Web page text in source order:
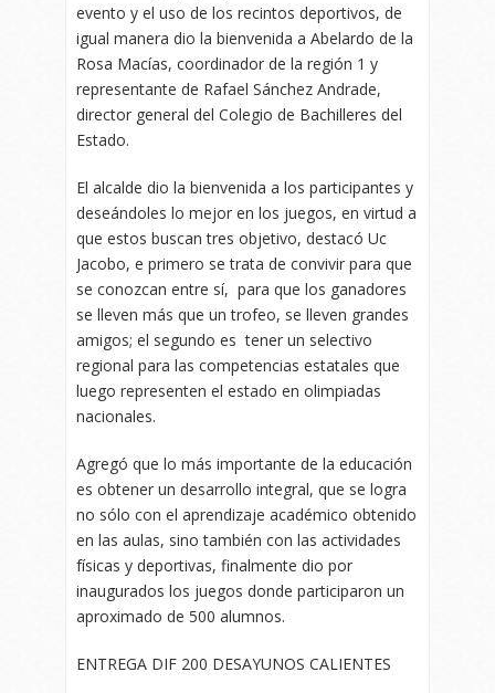
evento y el uso de los recintos deportivos, de
igual manera dio la bienvenida a Abelardo de la
Rosa Macías, coordinador de la región 1 y
representante de Rafael Sánchez Andrade,
director general del Colegio de Bachilleres del
Estado.
El alcalde dio la bienvenida a los participantes y
deseándoles lo mejor en los juegos, en virtud a
que estos buscan tres objetivo, destacó Uc
Jacobo, e primero se trata de convivir para que
se conozcan entre sí, para que los ganadores
se lleven más que un trofeo, se lleven grandes
amigos; el segundo es tener un selectivo
regional para las competencias estatales que
luego representen el estado en olimpiadas
nacionales.
Agregó que lo más importante de la educación
es obtener un desarrollo integral, que se logra
no sólo con el aprendizaje académico obtenido
en las aulas, sino también con las actividades
físicas y deportivas, finalmente dio por
inaugurados los juegos donde participaron un
aproximado de 500 alumnos.
ENTREGA DIF 200 DESAYUNOS CALIENTES